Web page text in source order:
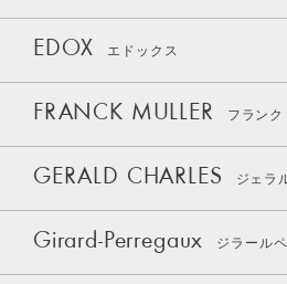
EDOX エドックス
FRANCK MULLER フラン
GERALD CHARLES ジェラ
Girard-Perregaux ジラール